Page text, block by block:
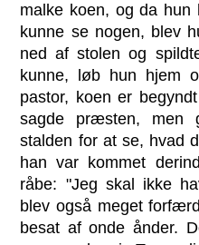
malke koen, og da hun
kunne se nogen, blev
ned af stolen og
kunne, løb hun hjem
pastor, koen er
sagde præsten, men
stalden for at se, hvad
han var kommet
råbe: "Jeg skal ikke
blev også meget
besat af onde ånder.